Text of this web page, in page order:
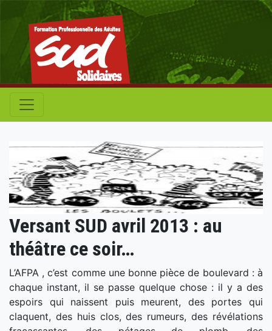
Versant SUD avril 2013 : au
théâtre ce soir…
L’AFPA , c’est comme une bonne pièce de boulevard : à
chaque instant, il se passe quelque chose : il y a des
espoirs qui naissent puis meurent, des portes qui
claquent, des huis clos, des rumeurs, des révélations